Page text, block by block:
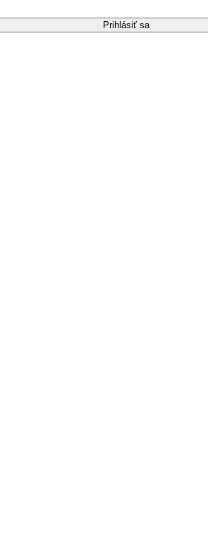
Prihlásiť sa